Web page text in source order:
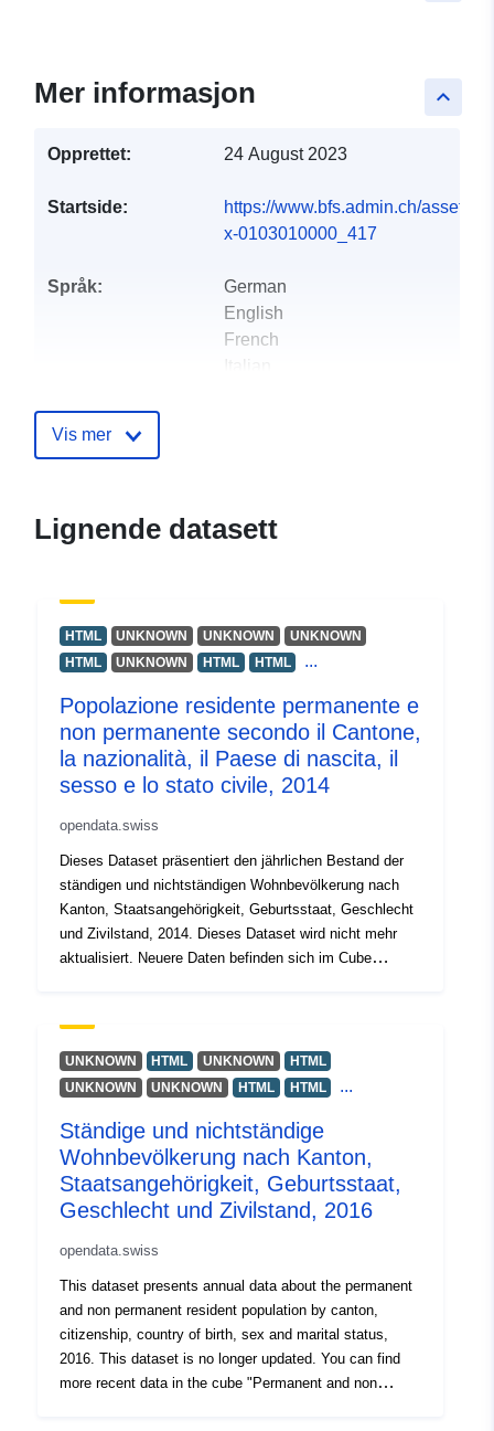
keyboard_arrow_up
Mer informasjon
Opprettet: 24 August 2023
Startside:
https://www.bfs.admin.ch/asset/
x-0103010000_417
Språk:
German
English
French
Utgiver:
E-post:
July 2026
Oppdatert på data.europa.eu:
29 July 2026
Identifikatorer:
26605378@bundesamt-fur-
statistik-bfs
uriRef:
bundesamt-fur-statistik-bfs
Påløpningsperiod
isitet:
annual
coverage:
Vis mer
Lignende datasett
HTML UNKNOWN UNKNOWN
UNKNOWN
HTML
UNKNOWN HTML HTML ...
Popolazione residente permanente e
non permanente secondo il Cantone,
la nazionalità, il Paese di nascita, il
sesso e lo stato civile, 2014
opendata.swiss
Dieses Dataset präsentiert den jährlichen Bestand der
ständigen und nichtständigen Wohnbevölkerung nach
Kanton, Staatsangehörigkeit, Geburtsstaat, Geschlecht
und Zivilstand, 2014. Dieses Dataset wird nicht mehr
aktualisiert. Neuere Daten befinden sich im Cube
und Zivilstand, 2023" (siehe Link unten).
UNKNOWN HTML UNKNOWN
HTML
UNKNOWN
UNKNOWN HTML HTML ...
Ständige und nichtständige
Wohnbevölkerung nach Kanton,
Staatsangehörigkeit, Geburtsstaat,
Geschlecht und Zivilstand, 2016
opendata.swiss
This dataset presents annual data about the permanent
and non permanent resident population by canton,
citizenship, country of birth, sex and marital status,
2016. This dataset is no longer updated. You can find
more recent data in the cube "Permanent and non